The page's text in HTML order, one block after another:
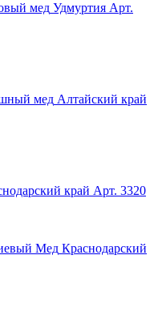
мед Удмуртия Арт.
мед Алтайский край
край Арт. 3320
Мед Краснодарский